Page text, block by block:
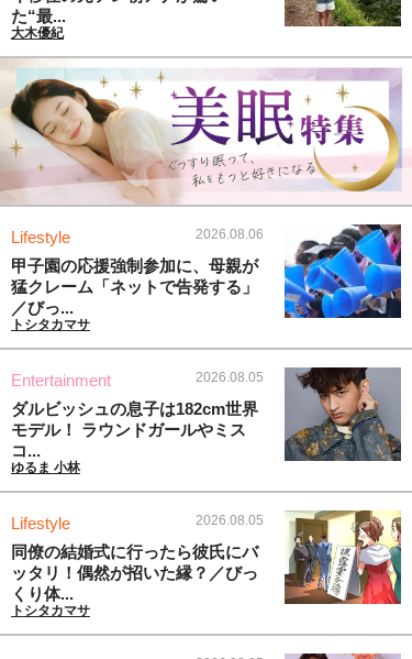
た“最...
大木優紀
Lifestyle 2026.08.06
甲子園の応援強制参加に、母親が
猛クレーム「ネットで告発する」
／びっ...
トシタカマサ
Entertainment 2026.08.05
ダルビッシュの息子は182cm世界
モデル！ ラウンドガールやミス
コ...
ゆるま 小林
Lifestyle 2026.08.05
同僚の結婚式に行ったら彼氏にバ
ッタリ！偶然が招いた縁？／びっ
くり体...
トシタカマサ